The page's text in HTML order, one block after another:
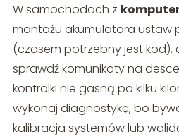
W samochodach z
montażu akumulatora ustaw
(czasem potrzebny jest kod),
sprawdź komunikaty na
kontrolki nie gasną po kilku
wykonaj diagnostykę, bo
kalibracja systemów lub